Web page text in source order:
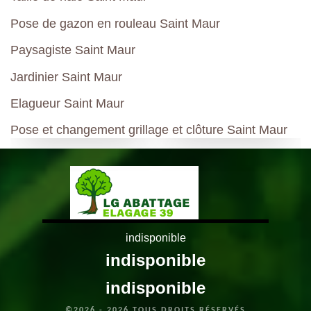
Pose de gazon en rouleau Saint Maur
Paysagiste Saint Maur
Jardinier Saint Maur
Elagueur Saint Maur
Pose et changement grillage et clôture Saint Maur
indisponible
indisponible
indisponible